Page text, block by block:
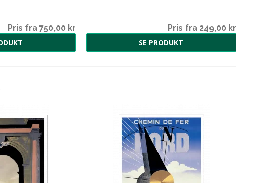
Pris fra 750,00 kr
Pris fra 249,00 kr
SE PRODUKT